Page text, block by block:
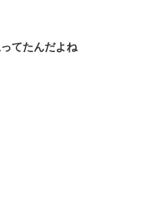
てたんだよね